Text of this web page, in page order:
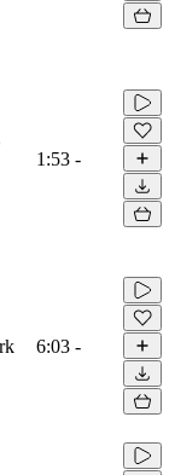
1:53 -
6:03 -